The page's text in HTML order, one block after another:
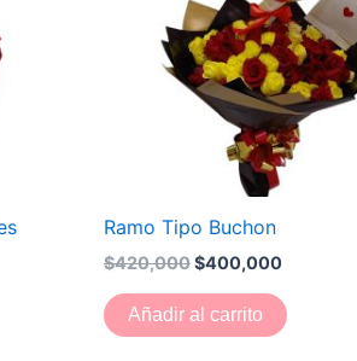
Ramo Tipo Buchon
$420,000$400,000
Añadir al carrito